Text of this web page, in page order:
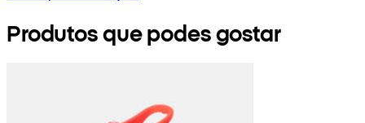
Produtos que podes gostar